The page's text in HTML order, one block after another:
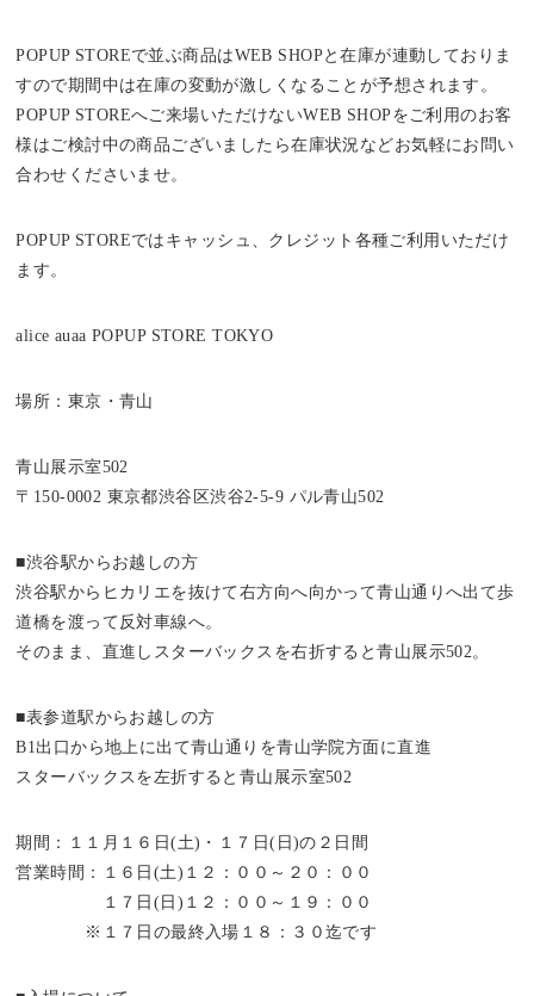
POPUP STOREで並ぶ商品はWEB SHOPと在庫が連動しておりま
すので期間中は在庫の変動が激しくなることが予想されます。
POPUP STOREへご来場いただけないWEB SHOPをご利用のお客
様はご検討中の商品ございましたら在庫状況などお気軽にお問い
合わせくださいませ。
POPUP STOREではキャッシュ、クレジット各種ご利用いただけ
ます。
alice auaa POPUP STORE TOKYO
場所：東京・青山
青山展示室502
〒150-0002 東京都渋谷区渋谷2-5-9 パル青山502
■渋谷駅からお越しの方
渋谷駅からヒカリエを抜けて右方向へ向かって青山通りへ出て歩
道橋を渡って反対車線へ。
そのまま、直進しスターバックスを右折すると青山展示502。
■表参道駅からお越しの方
B1出口から地上に出て青山通りを青山学院方面に直進
スターバックスを左折すると青山展示室502
期間：１１月１６日(土)・１７日(日)の２日間
営業時間：１６日(土)１２：００～２０：００
１７日(日)１２：００～１９：００
※１７日の最終入場１８：３０迄です